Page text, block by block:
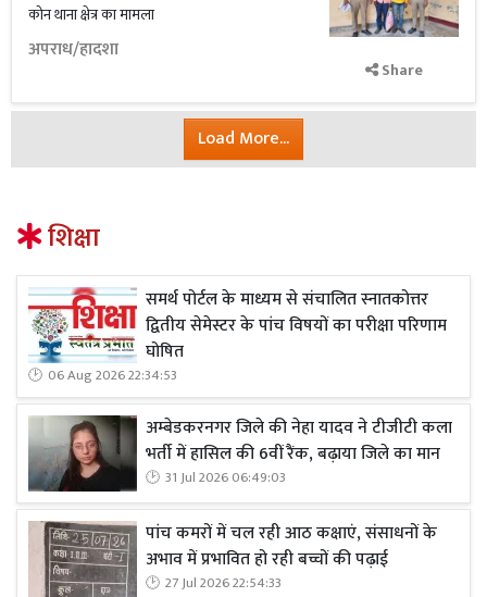
कोन थाना क्षेत्र का मामला
अपराध/हादशा
Share
Load More...
शिक्षा
समर्थ पोर्टल के माध्यम से संचालित स्नातकोत्तर
द्वितीय सेमेस्टर के पांच विषयों का परीक्षा परिणाम
घोषित
06 Aug 2026 22:34:53
अम्बेडकरनगर जिले की नेहा यादव ने टीजीटी कला
भर्ती में हासिल की 6वीं रैंक, बढ़ाया जिले का मान
31 Jul 2026 06:49:03
पांच कमरों में चल रही आठ कक्षाएं, संसाधनों के
अभाव में प्रभावित हो रही बच्चों की पढ़ाई
27 Jul 2026 22:54:33